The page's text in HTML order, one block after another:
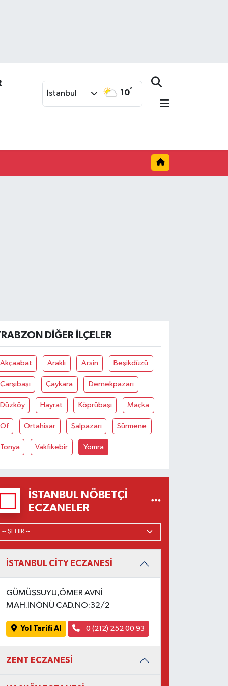
İstanbul 10°
DIĞER İLÇELER
Akçaabat Araklı Arsin Beşikdüzü
Çarşıbaşı Çaykara Dernekpazarı
Düzköy Hayrat Köprübaşı Maçka
Of Ortahisar Şalpazarı Sürmene
Tonya Vakfıkebir Yomra
İSTANBUL NÖBETÇI
ECZANELER
İSTANBUL CİTY ECZANESİ
GÜMÜŞSUYU,ÖMER AVNİ
MAH.İNÖNÜ CAD.NO:32/2
Yol Tarifi Al 0 (212) 252 00 93
ZENT ECZANESİ